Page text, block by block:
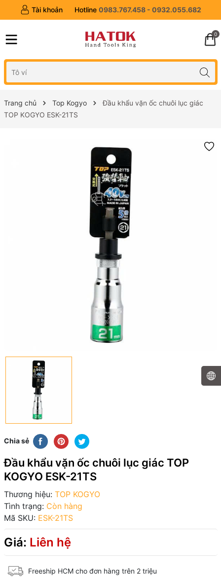
Tài khoản Hotline 0983.767.458 - 0932.055.682
0
Trang chủ Top Kogyo
Đầu khẩu vặn ốc chuôi lục giác
TOP KOGYO ESK-21TS
Chia sẻ
Đầu khẩu vặn ốc chuôi lục giác TOP
KOGYO ESK-21TS
Thương hiệu: TOP KOGYO
Tình trạng: Còn hàng
Mã SKU: ESK-21TS
Giá: Liên hệ
Freeship HCM cho đơn hàng trên 2 triệu